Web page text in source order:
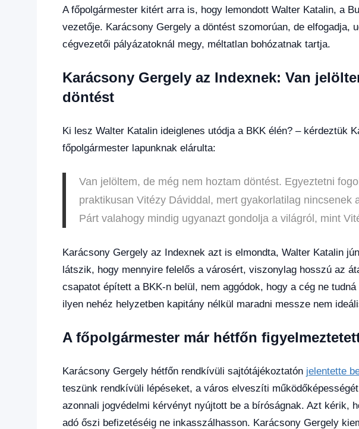
A főpolgármester kitért arra is, hogy lemondott Walter Katalin, a
vezetője. Karácsony Gergely a döntést szomorúan, de elfogadja,
cégvezetői pályázatoknál megy, méltatlan bohózatnak tartja.
Karácsony Gergely az Indexnek: Van
döntést
Ki lesz Walter Katalin ideiglenes utódja a BKK élén? – kérdeztük
főpolgármester lapunknak elárulta:
Van jelöltem, de még nem hoztam döntést. Egyeztetni
praktikusan Vitézy Dáviddal, mert gyakorlatilag nincsenek
Párt valahogy mindig ugyanazt gondolja a világról, mint
Karácsony Gergely az Indexnek azt is elmondta, Walter Katalin
látszik, hogy mennyire felelős a városért, viszonylag hosszú az
csapatot épített a BKK-n belül, nem aggódok, hogy a cég ne
ilyen nehéz helyzetben kapitány nélkül maradni messze nem
A főpolgármester már hétfőn
Karácsony Gergely hétfőn rendkívüli sajtótájékoztatón jelentette
teszünk rendkívüli lépéseket, a város elveszíti
azonnali jogvédelmi kérvényt nyújtott be a bíróságnak. Azt kérik,
adó őszi befizetéséig ne inkasszálhasson. Karácsony Gergely